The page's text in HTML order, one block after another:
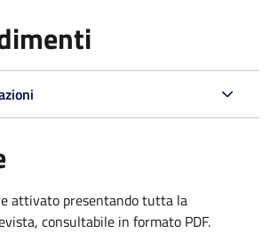
attivato presentando tutta la
consultabile in formato PDF.